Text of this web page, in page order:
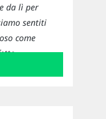
da lì per
sentiti
come
a